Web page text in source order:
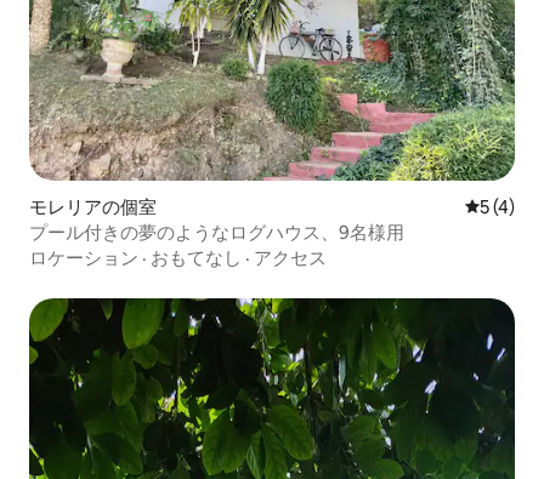
モレリアの個室 レビュー
5 (4)
プール付きの夢のようなログハウス、9名様用
ロケーション · おもてなし · アクセス